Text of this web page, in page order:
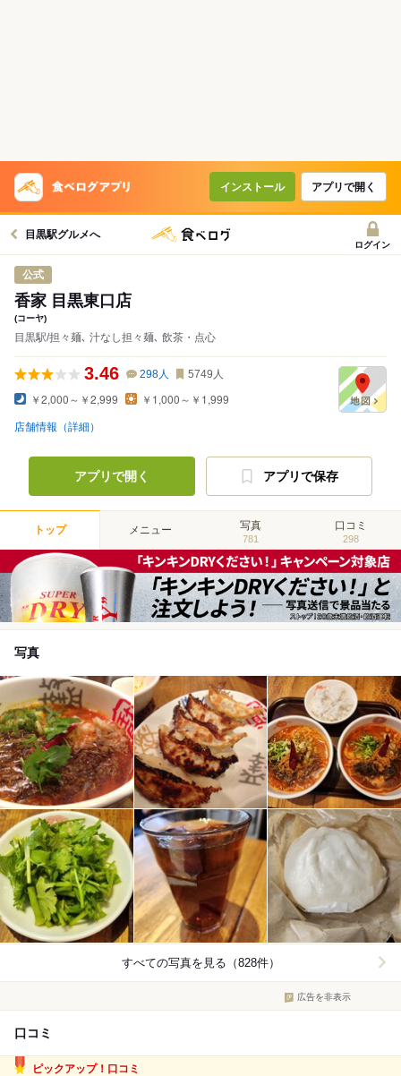
インストール アプリで開く
目黒駅グルメへ
ログイン
公式
香家 目黒東口店
(コーヤ)
目黒駅/担々麺､ 汁なし担々麺､ 飲茶・点心
3.46 298人 5749 人
￥2,000～￥2,999 ￥1,000～￥1,999
店舗情報（詳細）
アプリで開く アプリで保存
トップ メニュー 写真
781
口コミ
298
写真
すべての写真を見る（828件）
広告を非表示
口コミ
ピックアップ！口コミ